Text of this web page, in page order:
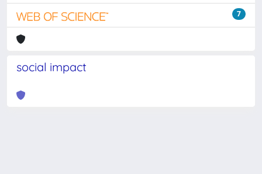
7
social impact